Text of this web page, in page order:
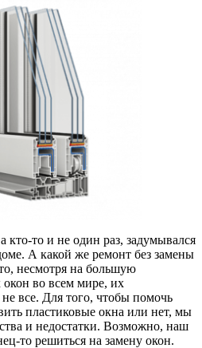
кто-то и не один раз, задумывался
А какой же ремонт без замены
несмотря на большую
окон во всем мире, их
не все. Для того, чтобы помочь
пластиковые окна или нет, мы
и недостатки. Возможно, наш
то решиться на замену окон.